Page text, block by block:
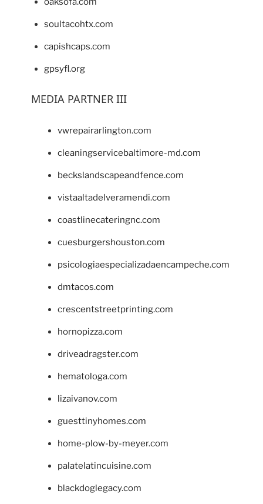
soultacohtx.com
capishcaps.com
gpsyfl.org
MEDIA PARTNER III
vwrepairarlington.com
cleaningservicebaltimore-md.com
beckslandscapeandfence.com
vistaaltadelveramendi.com
coastlinecateringnc.com
cuesburgershouston.com
psicologiaespecializadaencampeche.com
dmtacos.com
crescentstreetprinting.com
hornopizza.com
driveadragster.com
hematologa.com
lizaivanov.com
guesttinyhomes.com
home-plow-by-meyer.com
palatelatincuisine.com
blackdoglegacy.com